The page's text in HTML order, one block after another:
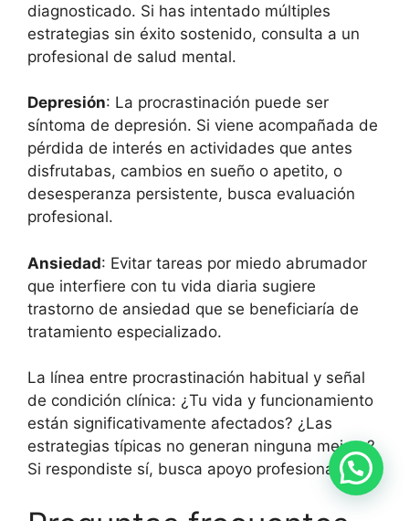
diagnosticado. Si has intentado múltiples
estrategias sin éxito sostenido, consulta a un
profesional de salud mental.
Depresión: La procrastinación puede ser
síntoma de depresión. Si viene acompañada de
pérdida de interés en actividades que antes
disfrutabas, cambios en sueño o apetito, o
desesperanza persistente, busca evaluación
profesional.
Ansiedad: Evitar tareas por miedo abrumador
que interfiere con tu vida diaria sugiere
trastorno de ansiedad que se beneficiaría de
tratamiento especializado.
La línea entre procrastinación habitual y señal
de condición clínica: ¿Tu vida y funcionamiento
están significativamente afectados? ¿Las
estrategias típicas no generan ninguna mejora?
Si respondiste sí, busca apoyo profesional.